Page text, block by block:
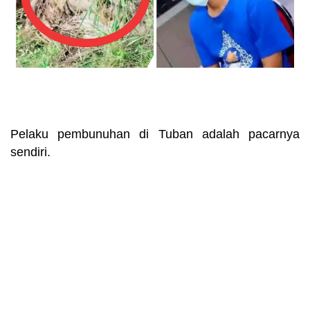
Pelaku pembunuhan di Tuban adalah pacarnya
sendiri.